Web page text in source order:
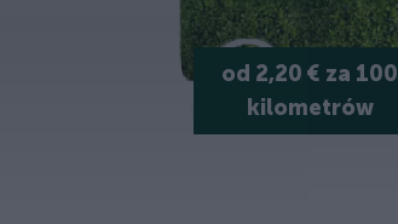
od 2,20 € za 100
kilometrów